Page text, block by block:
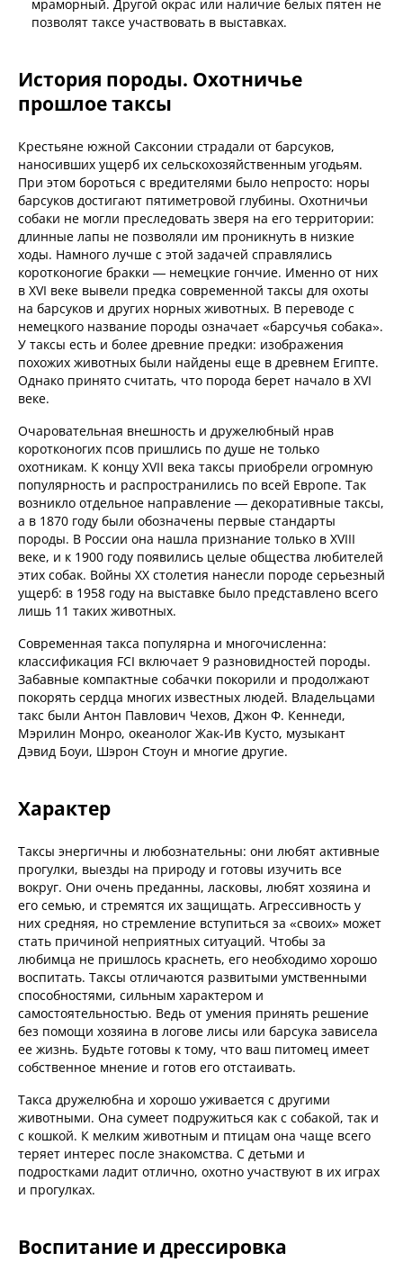
мраморный. Другой окрас или наличие белых пятен не
позволят таксе участвовать в выставках.
История породы. Охотничье
прошлое таксы
Крестьяне южной Саксонии страдали от барсуков,
наносивших ущерб их сельскохозяйственным угодьям.
При этом бороться с вредителями было непросто: норы
барсуков достигают пятиметровой глубины. Охотничьи
собаки не могли преследовать зверя на его территории:
длинные лапы не позволяли им проникнуть в низкие
ходы. Намного лучше с этой задачей справлялись
коротконогие бракки — немецкие гончие. Именно от них
в XVI веке вывели предка современной таксы для охоты
на барсуков и других норных животных. В переводе с
немецкого название породы означает «барсучья собака».
У таксы есть и более древние предки: изображения
похожих животных были найдены еще в древнем Египте.
Однако принято считать, что порода берет начало в XVI
веке.
Очаровательная внешность и дружелюбный нрав
коротконогих псов пришлись по душе не только
охотникам. К концу XVII века таксы приобрели огромную
популярность и распространились по всей Европе. Так
возникло отдельное направление — декоративные таксы,
а в 1870 году были обозначены первые стандарты
породы. В России она нашла признание только в XVIII
веке, и к 1900 году появились целые общества любителей
этих собак. Войны ХХ столетия нанесли породе серьезный
ущерб: в 1958 году на выставке было представлено всего
лишь 11 таких животных.
Современная такса популярна и многочисленна:
классификация FCI включает 9 разновидностей породы.
Забавные компактные собачки покорили и продолжают
покорять сердца многих известных людей. Владельцами
такс были Антон Павлович Чехов, Джон Ф. Кеннеди,
Мэрилин Монро, океанолог Жак-Ив Кусто, музыкант
Дэвид Боуи, Шэрон Стоун и многие другие.
Характер
Таксы энергичны и любознательны: они любят активные
прогулки, выезды на природу и готовы изучить все
вокруг. Они очень преданны, ласковы, любят хозяина и
его семью, и стремятся их защищать. Агрессивность у
них средняя, но стремление вступиться за «своих» может
стать причиной неприятных ситуаций. Чтобы за
любимца не пришлось краснеть, его необходимо хорошо
воспитать. Таксы отличаются развитыми умственными
способностями, сильным характером и
самостоятельностью. Ведь от умения принять решение
без помощи хозяина в логове лисы или барсука зависела
ее жизнь. Будьте готовы к тому, что ваш питомец имеет
собственное мнение и готов его отстаивать.
Такса дружелюбна и хорошо уживается с другими
животными. Она сумеет подружиться как с собакой, так и
с кошкой. К мелким животным и птицам она чаще всего
теряет интерес после знакомства. С детьми и
подростками ладит отлично, охотно участвуют в их играх
и прогулках.
Воспитание и дрессировка